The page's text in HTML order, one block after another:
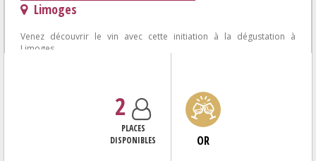
Limoges
Venez découvrir le vin avec cette initiation à la dégustation à
Limoges.
2
PLACES
DISPONIBLES
OR